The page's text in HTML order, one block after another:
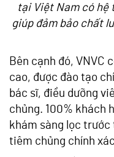
tại Việt Nam có hệ
giúp đảm bảo chất
Bên cạnh đó, VNVC
cao, được đào tạo
bác sĩ, điều dưỡng
chủng. 100% khách
khám sàng lọc
tiêm chủng chính